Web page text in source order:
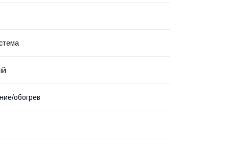
обогрев